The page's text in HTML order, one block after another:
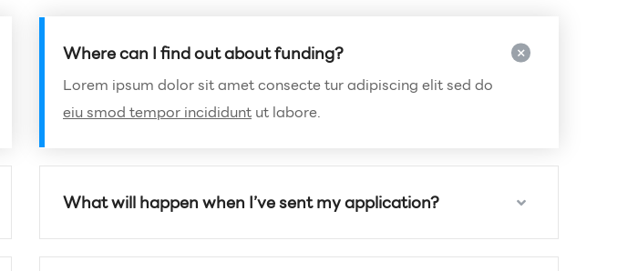
Where can I find out about funding?
Lorem ipsum dolor sit amet consecte tur adipiscing elit sed do
eiu smod tempor incididunt ut labore.
What will happen when I’ve sent my application?